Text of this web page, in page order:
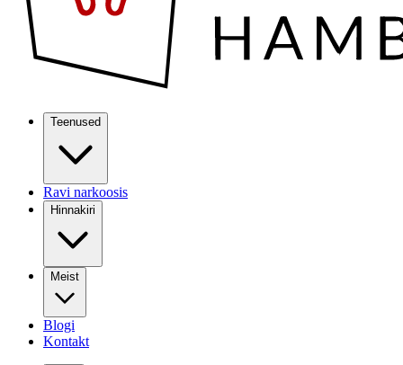
Teenused
Ravi narkoosis
Hinnakiri
Meist
Blogi
Kontakt